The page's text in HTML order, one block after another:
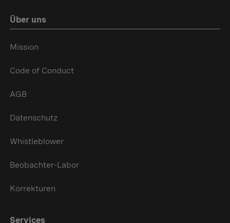
Über uns
Mission
Code of Conduct
AGB
Datenschutz
Whistleblower
Beobachter-Labor
Korrekturen
Services